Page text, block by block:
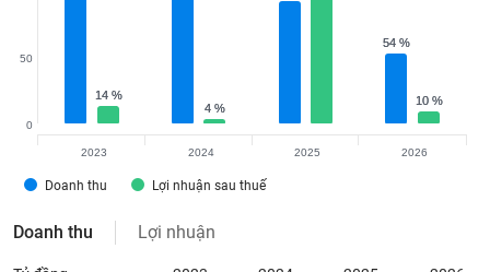
54 %
54 %
14 %
14 %
4 %
4 %
10 %
10 %
Doanh thu Lợi nhuận sau thuế
0
50
2023 2024 2025 2026
Doanh thu Lợi nhuận